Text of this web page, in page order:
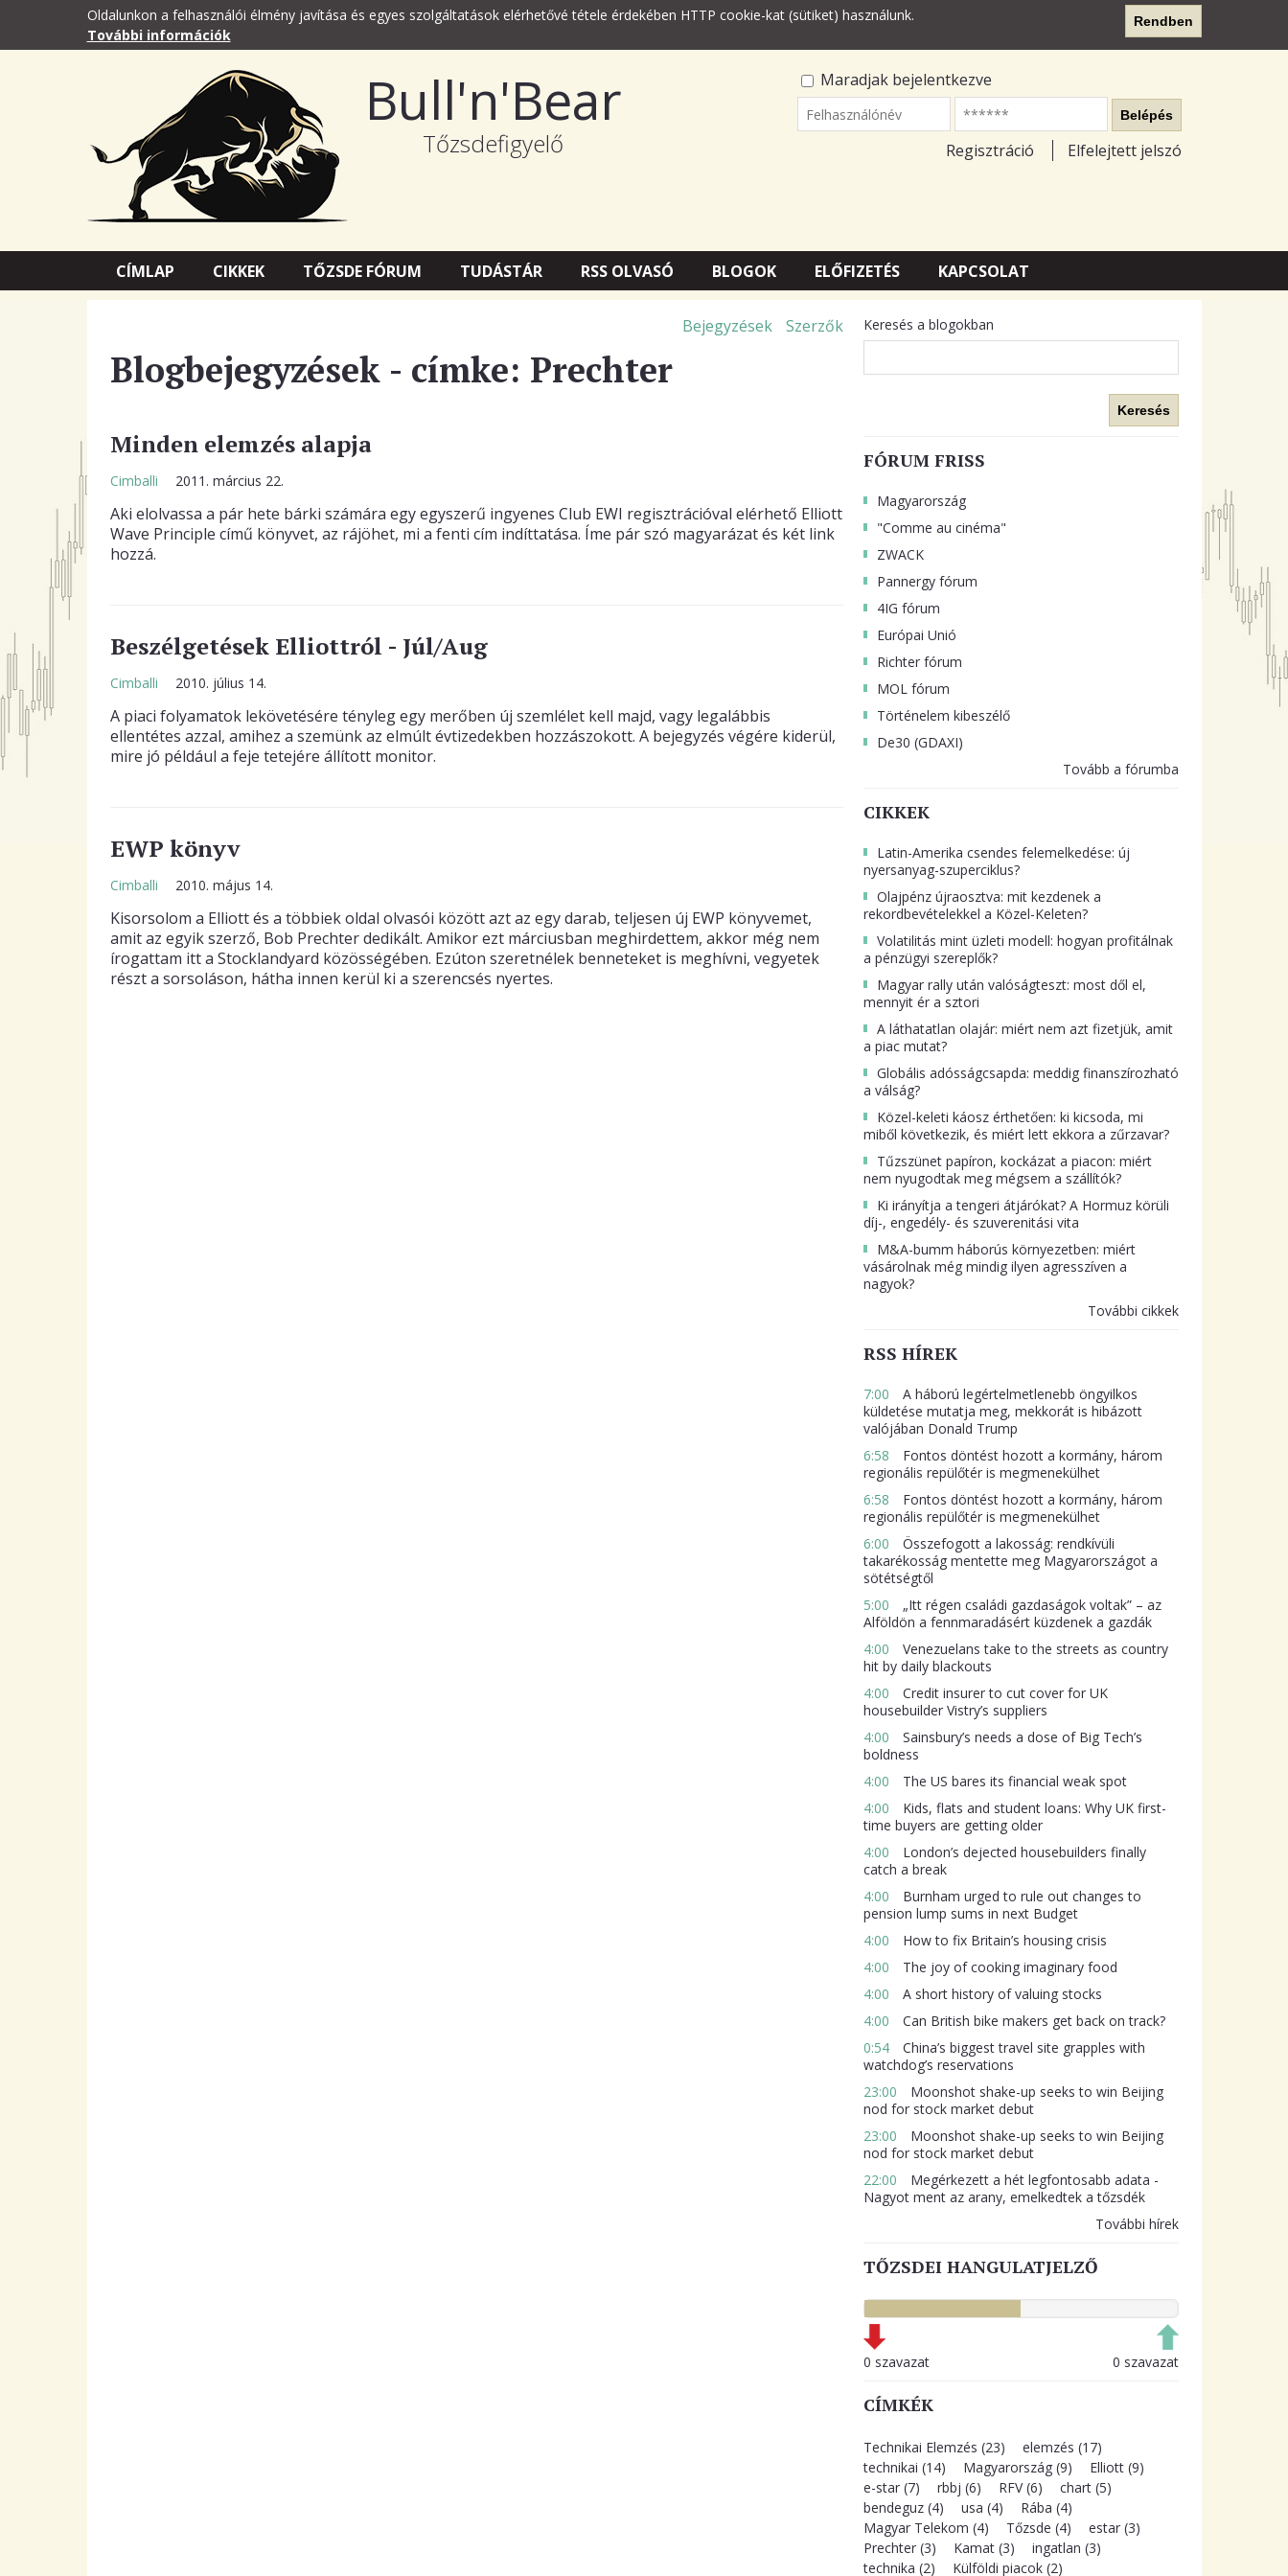
Oldalunkon a felhasználói élmény javítása és egyes szolgáltatások elérhetővé tétele érdekében HTTP cookie-kat (sütiket) használunk.
További információk
Rendben
Bull'n'Bear
Tőzsdefigyelő
Maradjak bejelentkezve
Felhasználónév
Belépés
Regisztráció Elfelejtett jelszó
CÍMLAP CIKKEK TŐZSDE FÓRUM TUDÁSTÁR RSS OLVASÓ BLOGOK ELŐFIZETÉS KAPCSOLAT
Bejegyzések Szerzők
Blogbejegyzések - címke: Prechter
Minden elemzés alapja
Cimballi 2011. március 22.
Aki elolvassa a pár hete bárki számára egy egyszerű ingyenes Club EWI regisztrációval elérhető Elliott
Wave Principle című könyvet, az rájöhet, mi a fenti cím indíttatása. Íme pár szó magyarázat és két link
hozzá.
Beszélgetések Elliottról - Júl/Aug
Cimballi 2010. július 14.
A piaci folyamatok lekövetésére tényleg egy merőben új szemlélet kell majd, vagy legalábbis
ellentétes azzal, amihez a szemünk az elmúlt évtizedekben hozzászokott. A bejegyzés végére kiderül,
mire jó például a feje tetejére állított monitor.
EWP könyv
Cimballi 2010. május 14.
Kisorsolom a Elliott és a többiek oldal olvasói között azt az egy darab, teljesen új EWP könyvemet,
amit az egyik szerző, Bob Prechter dedikált. Amikor ezt márciusban meghirdettem, akkor még nem
írogattam itt a Stocklandyard közösségében. Ezúton szeretnélek benneteket is meghívni, vegyetek
részt a sorsoláson, hátha innen kerül ki a szerencsés nyertes.
Keresés a blogokban
Keresés
FÓRUM FRISS
Magyarország
"Comme au cinéma"
ZWACK
Pannergy fórum
4IG fórum
Európai Unió
Richter fórum
MOL fórum
Történelem kibeszélő
De30 (GDAXI)
Tovább a fórumba
CIKKEK
Latin-Amerika csendes felemelkedése: új
nyersanyag-szuperciklus?
Olajpénz újraosztva: mit kezdenek a
rekordbevételekkel a Közel-Keleten?
Volatilitás mint üzleti modell: hogyan profitálnak
a pénzügyi szereplők?
Magyar rally után valóságteszt: most dől el,
mennyit ér a sztori
A láthatatlan olajár: miért nem azt fizetjük, amit
a piac mutat?
Globális adósságcsapda: meddig finanszírozható
a válság?
Közel-keleti káosz érthetően: ki kicsoda, mi
miből következik, és miért lett ekkora a zűrzavar?
Tűzszünet papíron, kockázat a piacon: miért
nem nyugodtak meg mégsem a szállítók?
Ki irányítja a tengeri átjárókat? A Hormuz körüli
díj-, engedély- és szuverenitási vita
M&A-bumm háborús környezetben: miért
vásárolnak még mindig ilyen agresszíven a
nagyok?
További cikkek
RSS HÍREK
7:00
A háború legértelmetlenebb öngyilkos
küldetése mutatja meg, mekkorát is hibázott
valójában Donald Trump
6:58
Fontos döntést hozott a kormány, három
regionális repülőtér is megmenekülhet
6:58
Fontos döntést hozott a kormány, három
regionális repülőtér is megmenekülhet
6:00
Összefogott a lakosság: rendkívüli
takarékosság mentette meg Magyarországot a
sötétségtől
5:00
„Itt régen családi gazdaságok voltak” – az
Alföldön a fennmaradásért küzdenek a gazdák
4:00
Venezuelans take to the streets as country
hit by daily blackouts
4:00
Credit insurer to cut cover for UK
housebuilder Vistry’s suppliers
4:00
Sainsbury’s needs a dose of Big Tech’s
boldness
4:00
The US bares its financial weak spot
4:00
Kids, flats and student loans: Why UK first-
time buyers are getting older
4:00
London’s dejected housebuilders finally
catch a break
4:00
Burnham urged to rule out changes to
pension lump sums in next Budget
4:00
How to fix Britain’s housing crisis
4:00
The joy of cooking imaginary food
4:00
A short history of valuing stocks
4:00
Can British bike makers get back on track?
0:54
China’s biggest travel site grapples with
watchdog’s reservations
23:00
Moonshot shake-up seeks to win Beijing
nod for stock market debut
23:00
Moonshot shake-up seeks to win Beijing
nod for stock market debut
22:00
Megérkezett a hét legfontosabb adata -
Nagyot ment az arany, emelkedtek a tőzsdék
További hírek
TŐZSDEI HANGULATJELZŐ
0 szavazat 0 szavazat
CÍMKÉK
Technikai Elemzés (23)
elemzés (17)
technikai (14)
Magyarország (9)
Elliott (9)
e-star (7)
rbbj (6) RFV (6)
chart (5)
bendeguz (4)
usa (4)
Rába (4)
Magyar Telekom (4)
Tőzsde (4)
estar (3)
Prechter (3)
Kamat (3)
ingatlan (3)
technika (2)
Külföldi piacok (2)